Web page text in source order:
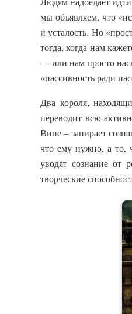
мы объявляем, что
и усталость. Но
тогда, когда нам
— или нам просто
«пассивность ради
Два короля,
переводит всю
Вине – запирает
что ему нужно, а то,
уводят сознание от
творческие